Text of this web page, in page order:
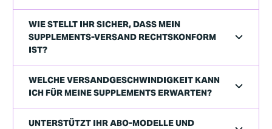
WIE STELLT IHR SICHER, DASS MEIN
SUPPLEMENTS‑VERSAND RECHTSKONFORM
IST?
WELCHE VERSANDGESCHWINDIGKEIT KANN
ICH FÜR MEINE SUPPLEMENTS ERWARTEN?
UNTERSTÜTZT IHR ABO-MODELLE UND